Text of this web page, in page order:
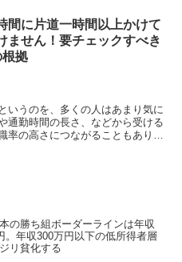
間に片道一時間以上かけて
ません！要チェックすべき
拠
いうのを、多くの人はあまり気に
通勤時間の長さ、などから受ける
率の高さにつながることもありま
の勝ち組ボーダーラインは年収
。年収300万円以下の低所得者層
リ貧化する